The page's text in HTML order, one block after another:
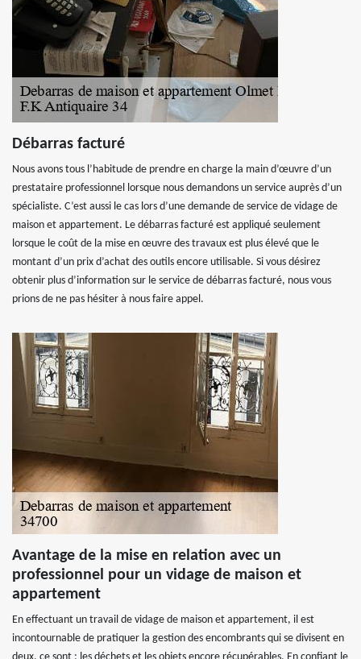
Débarras facturé
Nous avons tous l’habitude de prendre en charge la main d’œuvre d’un
prestataire professionnel lorsque nous demandons un service auprès d’un
spécialiste. C’est aussi le cas lors d’une demande de service de vidage de
maison et appartement. Le débarras facturé est appliqué seulement
lorsque le coût de la mise en œuvre des travaux est plus élevé que le
montant d’un prix d’achat des outils encore utilisable. Si vous désirez
obtenir plus d’information sur le service de débarras facturé, nous vous
prions de ne pas hésiter à nous faire appel.
Avantage de la mise en relation avec un
professionnel pour un vidage de maison et
appartement
En effectuant un travail de vidage de maison et appartement, il est
incontournable de pratiquer la gestion des encombrants qui se divisent en